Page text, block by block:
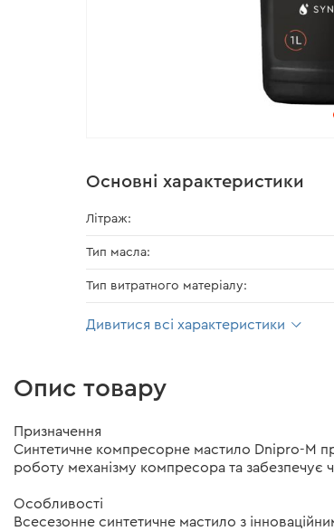
Основні характеристики
Літраж:
Тип масла:
Тип витратного матеріалу:
Дивитися всі характеристики
Опис товару
Призначення
Синтетичне компресорне мастило Dnipro-M
роботу механізму компресора та забезпечує
Особливості
Всесезонне синтетичне мастило з